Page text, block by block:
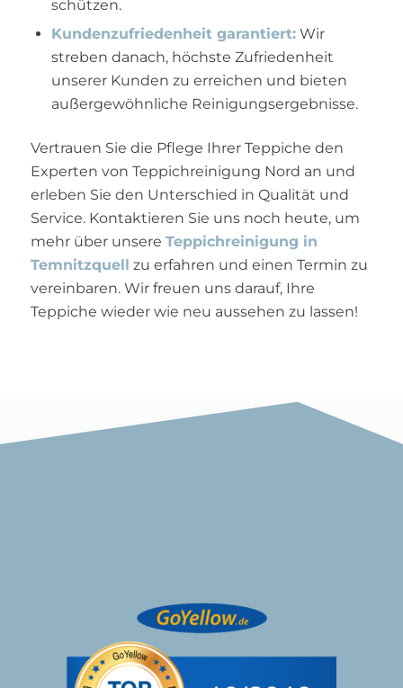
schützen.
Kundenzufriedenheit garantiert:Wir
streben danach, höchste Zufriedenheit
unserer Kunden zu erreichen und bieten
außergewöhnliche Reinigungsergebnisse.
Vertrauen Sie die Pflege Ihrer Teppiche den
Experten von Teppichreinigung Nord an und
erleben Sie den Unterschied in Qualität und
Service. Kontaktieren Sie uns noch heute, um
mehr über unsere Teppichreinigung in
Temnitzquell
zu erfahren und einen Termin zu
vereinbaren. Wir freuen uns darauf, Ihre
Teppiche wieder wie neu aussehen zu lassen!